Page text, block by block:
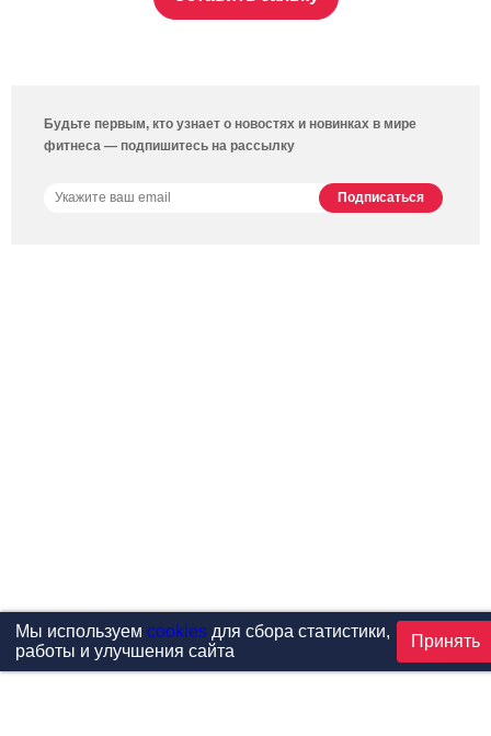
Будьте первым, кто узнает о новостях и новинках в мире
фитнеса — подпишитесь на рассылку
Мы используем cookiesдля сбора статистики,
работы и улучшения сайта
Принять